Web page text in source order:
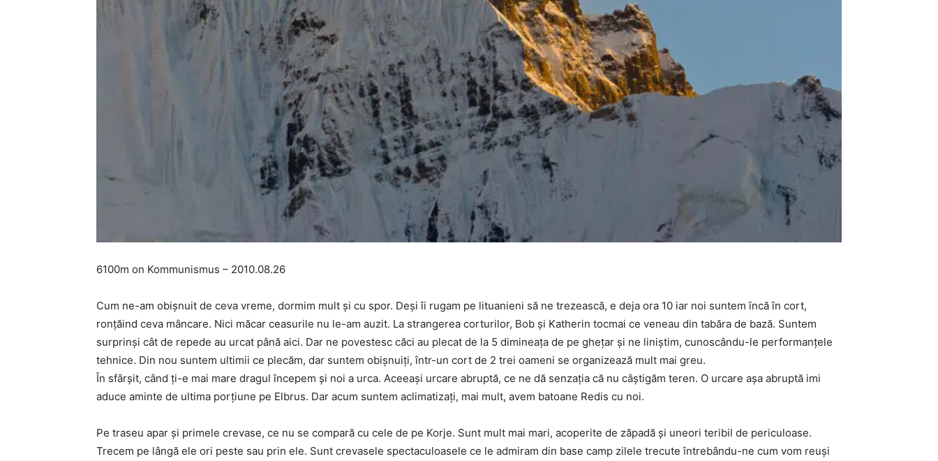
6100m on Kommunismus – 2010.08.26
Cum ne-am obişnuit de ceva vreme, dormim mult şi cu spor. Deşi îi rugam pe lituanieni să ne trezească, e deja ora 10 iar noi suntem încă în cort,
ronţăind ceva mâncare. Nici măcar ceasurile nu le-am auzit. La strangerea corturilor, Bob şi Katherin tocmai ce veneau din tabăra de bază. Suntem
surprinşi cât de repede au urcat până aici. Dar ne povestesc căci au plecat de la 5 dimineaţa de pe gheţar şi ne liniştim, cunoscându-le performanţele
tehnice. Din nou suntem ultimii ce plecăm, dar suntem obişnuiţi, într-un cort de 2 trei oameni se organizează mult mai greu.
În sfârşit, când ţi-e mai mare dragul începem şi noi a urca. Aceeaşi urcare abruptă, ce ne dă senzaţia că nu câştigăm teren. O urcare aşa abruptă imi
aduce aminte de ultima porţiune pe Elbrus. Dar acum suntem aclimatizaţi, mai mult, avem batoane Redis cu noi.
Pe traseu apar şi primele crevase, ce nu se compară cu cele de pe Korje. Sunt mult mai mari, acoperite de zăpadă şi uneori teribil de periculoase.
Trecem pe lângă ele ori peste sau prin ele. Sunt crevasele spectaculoasele ce le admiram din base camp zilele trecute întrebându-ne cum vom reuşi